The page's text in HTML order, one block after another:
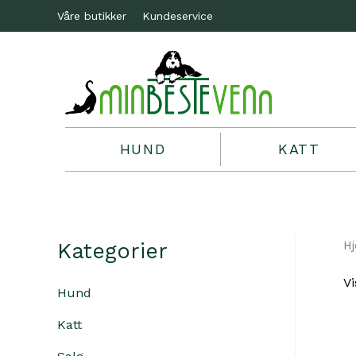
Våre butikker Kundeservice
HUND KATT
Kategorier
Hund
Katt